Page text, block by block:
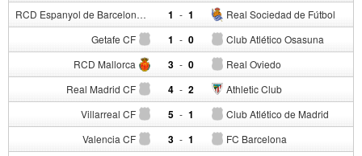
RCD Espanyol de Barcelona 1 - Real Sociedad de Fútbol
1
Getafe CF 1 - Club Atlético Osasuna
0
RCD Mallorca 3 - Real Oviedo
0
Real Madrid CF 4 - Athletic Club
2
Villarreal CF 5 - Club Atlético de Madrid
1
Valencia CF 3 - FC Barcelona
1